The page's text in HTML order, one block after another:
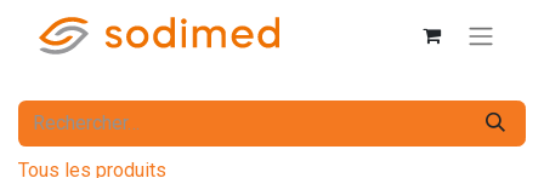
Tous les produits